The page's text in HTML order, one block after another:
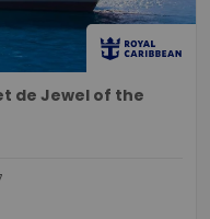
de Jewel of the